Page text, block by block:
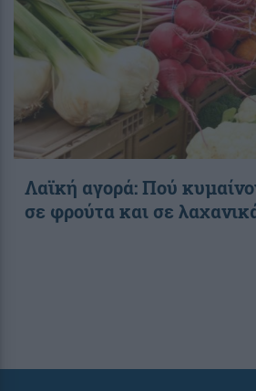
Λαϊκή αγορά: Πού
σε φρούτα και σε